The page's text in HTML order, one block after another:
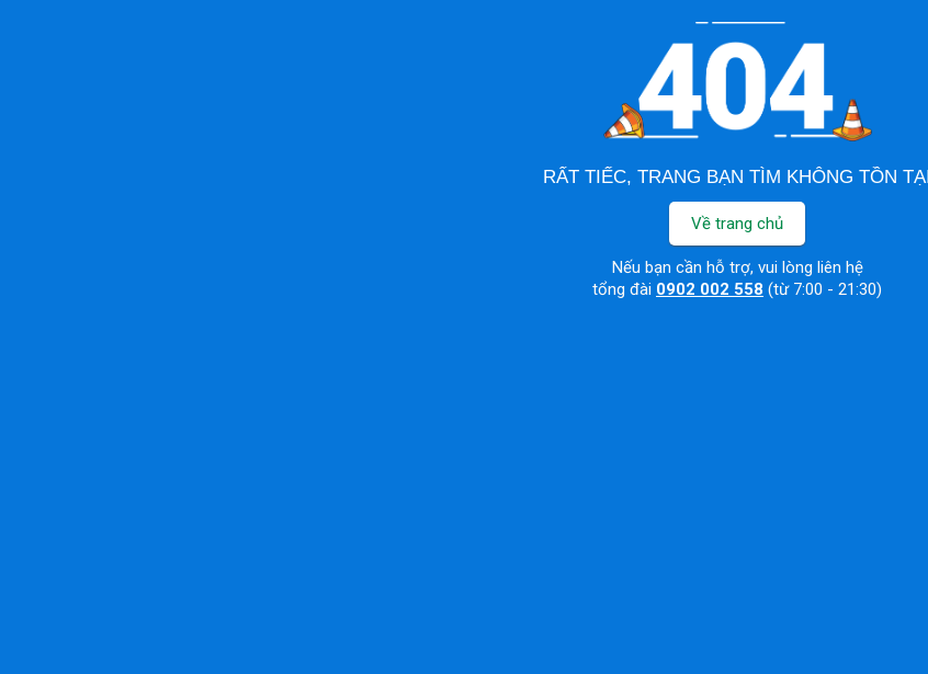
RẤT TIẾC, TRANG BẠN TÌM KHÔNG TỒN TẠI
Về trang chủ
Nếu bạn cần hỗ trợ, vui lòng liên hệ
tổng đài 0902 002 558 (từ 7:00 - 21:30)